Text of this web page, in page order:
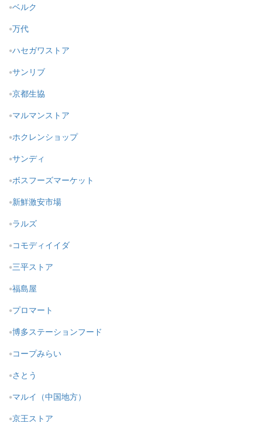
ベルク
万代
ハセガワストア
サンリブ
京都生協
マルマンストア
ホクレンショップ
サンディ
ボスフーズマーケット
新鮮激安市場
ラルズ
コモディイイダ
三平ストア
福島屋
プロマート
博多ステーションフード
コープみらい
さとう
マルイ（中国地方）
京王ストア